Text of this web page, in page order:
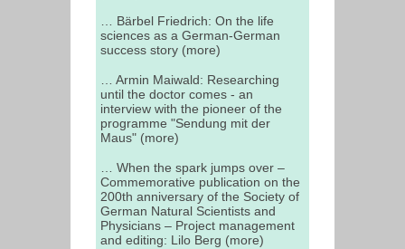
… Bärbel Friedrich: On the life
sciences as a German-German
success story (more)
… Armin Maiwald: Researching
until the doctor comes - an
interview with the pioneer of the
programme "Sendung mit der
Maus" (more)
… When the spark jumps over –
Commemorative publication on the
200th anniversary of the Society of
German Natural Scientists and
Physicians – Project management
and editing: Lilo Berg (more)